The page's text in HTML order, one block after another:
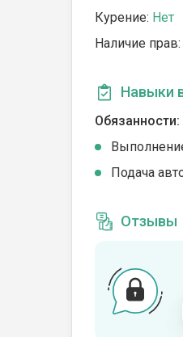
Курение: Нет
Наличие прав:
Навыки
Обязанности:
Подача
Отзывы